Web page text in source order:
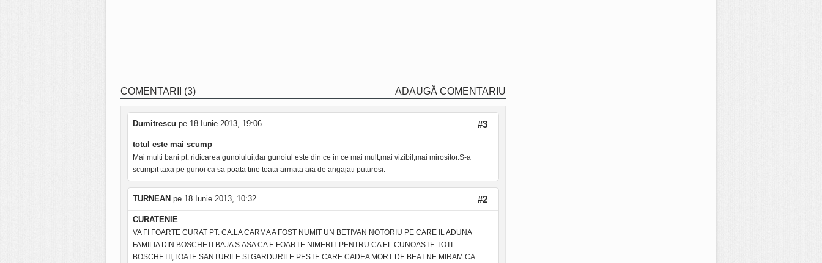
COMENTARII (3) ADAUGĂ COMENTARIU
Dumitrescu pe 18 Iunie 2013, 19:06 #3
totul este mai scump
Mai multi bani pt. ridicarea gunoiului,dar gunoiul este din ce in ce mai mult,mai vizibil,mai mirositor.S-a
scumpit taxa pe gunoi ca sa poata tine toata armata aia de angajati puturosi.
TURNEAN pe 18 Iunie 2013, 10:32 #2
CURATENIE
VA FI FOARTE CURAT PT. CA.LA CARMA A FOST NUMIT UN BETIVAN NOTORIU PE CARE IL ADUNA
FAMILIA DIN BOSCHETI.BAJA S.ASA CA E FOARTE NIMERIT PENTRU CA EL CUNOASTE TOTI
BOSCHETII,TOATE SANTURILE SI GARDURILE PESTE CARE CADEA MORT DE BEAT.NE MIRAM CA